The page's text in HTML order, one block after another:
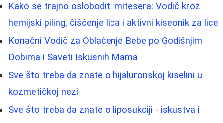
Kako se trajno osloboditi mitesera: Vodič kroz
hemijski piling, čišćenje lica i aktivni kiseonik za lice
Konačni Vodič za Oblačenje Bebe po Godišnjim
Dobima i Saveti Iskusnih Mama
Sve što treba da znate o hijaluronskoj kiselini u
kozmetičkoj nezi
Sve što treba da znate o liposukciji - iskustva i